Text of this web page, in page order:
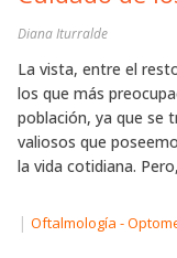
Diana Iturralde
La vista, entre el
los que más
población, ya que se
valiosos que
la vida cotidiana.
| Oftalmología -